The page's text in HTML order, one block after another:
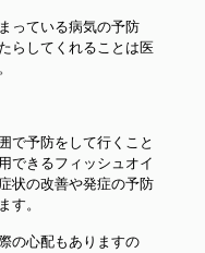
っている病気の予防
らしてくれることは医
で予防をして行くこと
できるフィッシュオイ
状の改善や発症の予防
。
の心配もありますの